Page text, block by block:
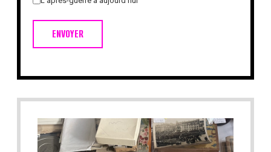
ENVOYER